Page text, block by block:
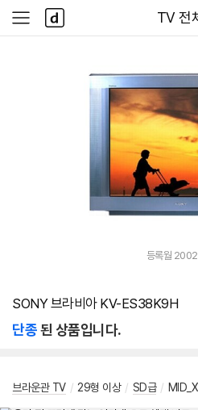
다나와
TV 전
사
이
다
나
와
등록월
SONY 브라비아 KV-ES38K9H
단종된 상품입니다.
브라운관 TV / 29형 이상 / SD급 / MID_X